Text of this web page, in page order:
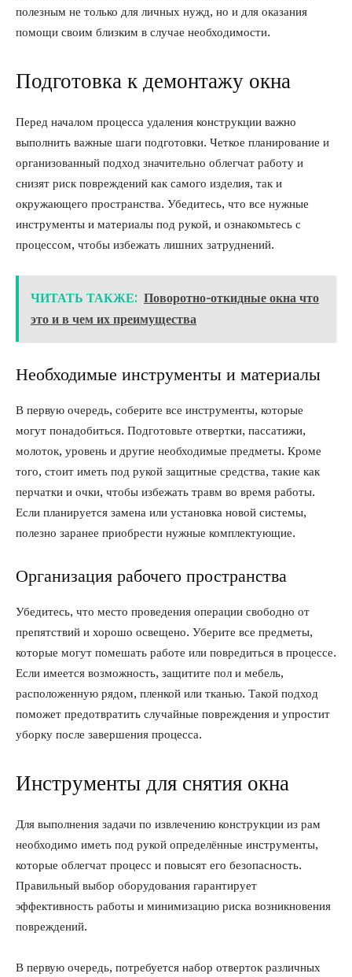
полезным не только для личных нужд, но и для оказания
помощи своим близким в случае необходимости.
Подготовка к демонтажу окна
Перед началом процесса удаления конструкции важно
выполнить важные шаги подготовки. Четкое планирование и
организованный подход значительно облегчат работу и
снизят риск повреждений как самого изделия, так и
окружающего пространства. Убедитесь, что все нужные
инструменты и материалы под рукой, и ознакомьтесь с
процессом, чтобы избежать лишних затруднений.
ЧИТАТЬ ТАКЖЕ: Поворотно-откидные окна что
это и в чем их преимущества
Необходимые инструменты и материалы
В первую очередь, соберите все инструменты, которые
могут понадобиться. Подготовьте отвертки, пассатижи,
молоток, уровень и другие необходимые предметы. Кроме
того, стоит иметь под рукой защитные средства, такие как
перчатки и очки, чтобы избежать травм во время работы.
Если планируется замена или установка новой системы,
полезно заранее приобрести нужные комплектующие.
Организация рабочего пространства
Убедитесь, что место проведения операции свободно от
препятствий и хорошо освещено. Уберите все предметы,
которые могут помешать работе или повредиться в процессе.
Если имеется возможность, защитите пол и мебель,
расположенную рядом, пленкой или тканью. Такой подход
поможет предотвратить случайные повреждения и упростит
уборку после завершения процесса.
Инструменты для снятия окна
Для выполнения задачи по извлечению конструкции из рам
необходимо иметь под рукой определённые инструменты,
которые облегчат процесс и повысят его безопасность.
Правильный выбор оборудования гарантирует
эффективность работы и минимизацию риска возникновения
повреждений.
В первую очередь, потребуется набор отверток различных